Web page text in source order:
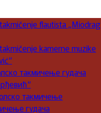
flautista „Miodrag
kamerne muzike
такмичење гудача
такмичење
гудача